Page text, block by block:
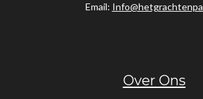
Email:
Over Ons